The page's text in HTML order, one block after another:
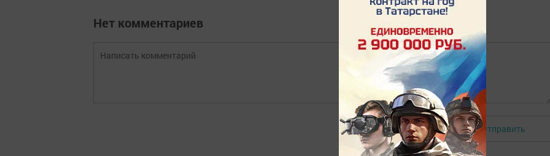
Нет комментариев
Авторизоваться Отправить